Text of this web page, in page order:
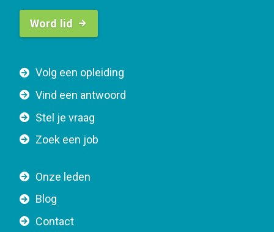
F
o
t
e
a
v
i
Volg een opleiding
Vind een antwoord
Stel je vraag
Zoek een job
Onze leden
Blog
Contact
B
t
o
n
a
v
g
t
i
Word lid